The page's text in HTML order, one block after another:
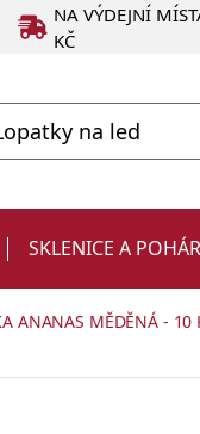
NA VÝDEJNÍ
KČ
SKLENICE A
ANANAS MĚDĚNÁ - 10